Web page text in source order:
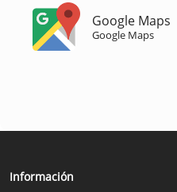
Google Maps
Google Maps
Información